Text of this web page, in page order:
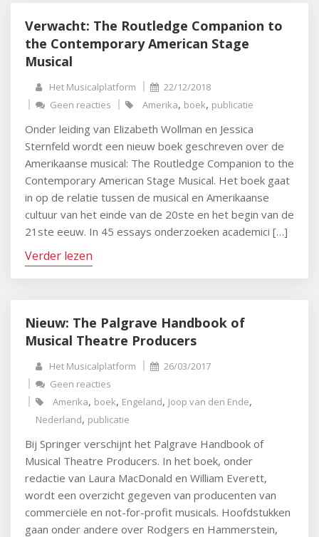
Verwacht: The Routledge Companion to
the Contemporary American Stage
Musical
Het Musicalplatform
22/12/2018
Geen reacties
Amerika, boek, publicatie
Onder leiding van Elizabeth Wollman en Jessica
Sternfeld wordt een nieuw boek geschreven over de
Amerikaanse musical: The Routledge Companion to the
Contemporary American Stage Musical. Het boek gaat
in op de relatie tussen de musical en Amerikaanse
cultuur van het einde van de 20ste en het begin van de
21ste eeuw. In 45 essays onderzoeken academici […]
Verder lezen
Nieuw: The Palgrave Handbook of
Musical Theatre Producers
Het Musicalplatform
26/03/2017
Geen reacties
Amerika, boek, Engeland, Joop van den Ende,
Nederland, publicatie
Bij Springer verschijnt het Palgrave Handbook of
Musical Theatre Producers. In het boek, onder
redactie van Laura MacDonald en William Everett,
wordt een overzicht gegeven van producenten van
commerciële en not-for-profit musicals. Hoofdstukken
gaan onder andere over Rodgers en Hammerstein,